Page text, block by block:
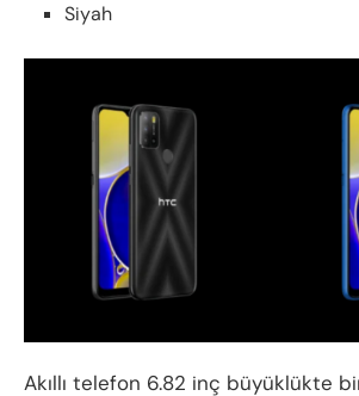
Siyah
Akıllı telefon 6.82 inç büyüklükte